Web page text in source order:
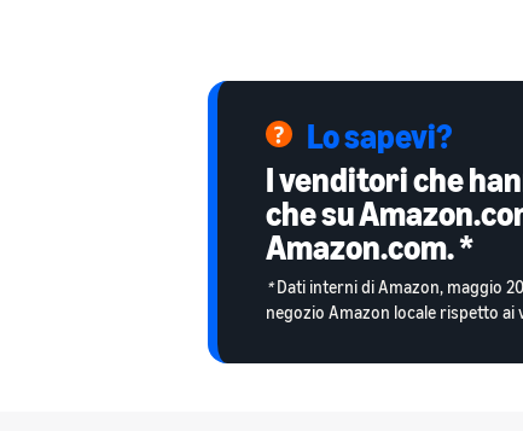
Lo sapevi?
I venditori che
che su
Amazon.com. *
*Dati interni di Amazon, maggio
negozio Amazon locale rispetto ai